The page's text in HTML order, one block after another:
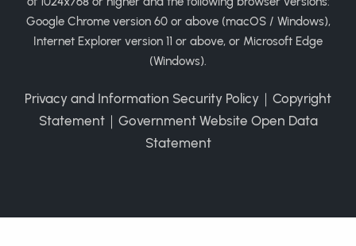
Google Chrome version 60 or above (macOS / Windows),
Internet Explorer version 11 or above, or Microsoft Edge
(Windows).
Privacy and Information Security Policy ｜ Copyright
Statement｜ Government Website Open Data
Statement